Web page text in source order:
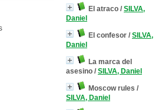
El atraco / SILVA,
Daniel
El confesor / SILVA,
Daniel
La marca del
asesino / SILVA, Daniel
Moscow rules /
SILVA, Daniel